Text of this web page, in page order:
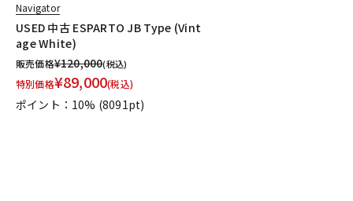
Navigator
USED 中古 ESPARTO JB Type (Vint
age White)
販売価格¥120,000(税込)
特別価格¥89,000(税込)
ポイント：10% (8091pt)